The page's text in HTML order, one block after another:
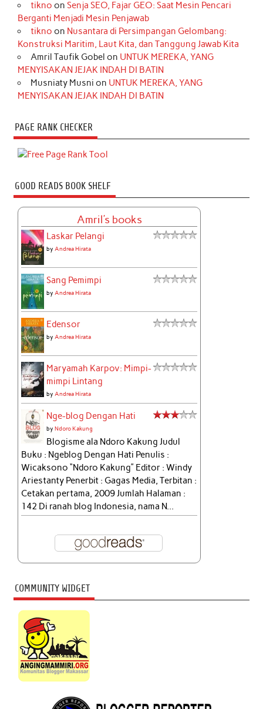
tikno on Senja SEO, Fajar GEO: Saat Mesin Pencari
Berganti Menjadi Mesin Penjawab
tikno on Nusantara di Persimpangan Gelombang:
Konstruksi Maritim, Laut Kita, dan Tanggung Jawab Kita
Amril Taufik Gobel on UNTUK MEREKA, YANG
MENYISAKAN JEJAK INDAH DI BATIN
Musniaty Musni on UNTUK MEREKA, YANG
MENYISAKAN JEJAK INDAH DI BATIN
PAGE RANK CHECKER
GOOD READS BOOK SHELF
Amril's books
Laskar Pelangi
byAndrea Hirata
Sang Pemimpi
byAndrea Hirata
Edensor
byAndrea Hirata
Maryamah Karpov: Mimpi-
mimpi Lintang
byAndrea Hirata
Nge-blog Dengan Hati
byNdoro Kakung
Blogisme ala Ndoro Kakung Judul
Buku : Ngeblog Dengan Hati Penulis :
Wicaksono “Ndoro Kakung” Editor : Windy
Ariestanty Penerbit : Gagas Media, Terbitan :
Cetakan pertama, 2009 Jumlah Halaman :
142 Di ranah blog Indonesia, nama N...
COMMUNITY WIDGET